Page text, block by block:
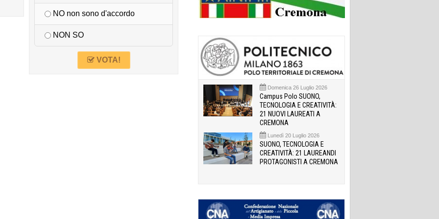
NO non sono d'accordo
NON SO
VOTA!
Domenica 26 Luglio 2026
Campus Polo SUONO,
TECNOLOGIA E CREATIVITÀ:
21 NUOVI LAUREATI A
CREMONA
Lunedì 20 Luglio 2026
SUONO, TECNOLOGIA E
CREATIVITÀ: 21 LAUREANDI
PROTAGONISTI A CREMONA